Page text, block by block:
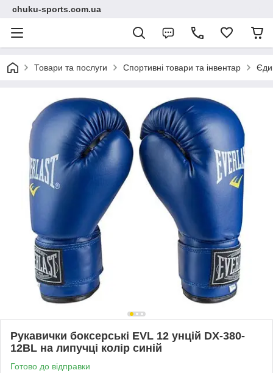
chuku-sports.com.ua
Товари та послуги Спортивні товари та інвентар
Рукавички боксерські EVL 12 унцій DX-380-
12BL на липучці колір синій
Готово до відправки